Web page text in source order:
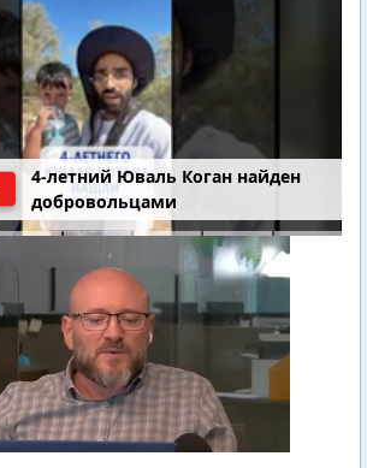
4-летний Юваль Коган найден
добровольцами